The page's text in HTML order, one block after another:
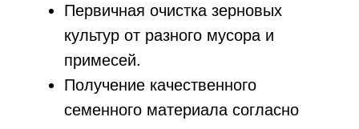
Первичная очистка зерновых
культур от разного мусора и
примесей.
Получение качественного
семенного материала согласно